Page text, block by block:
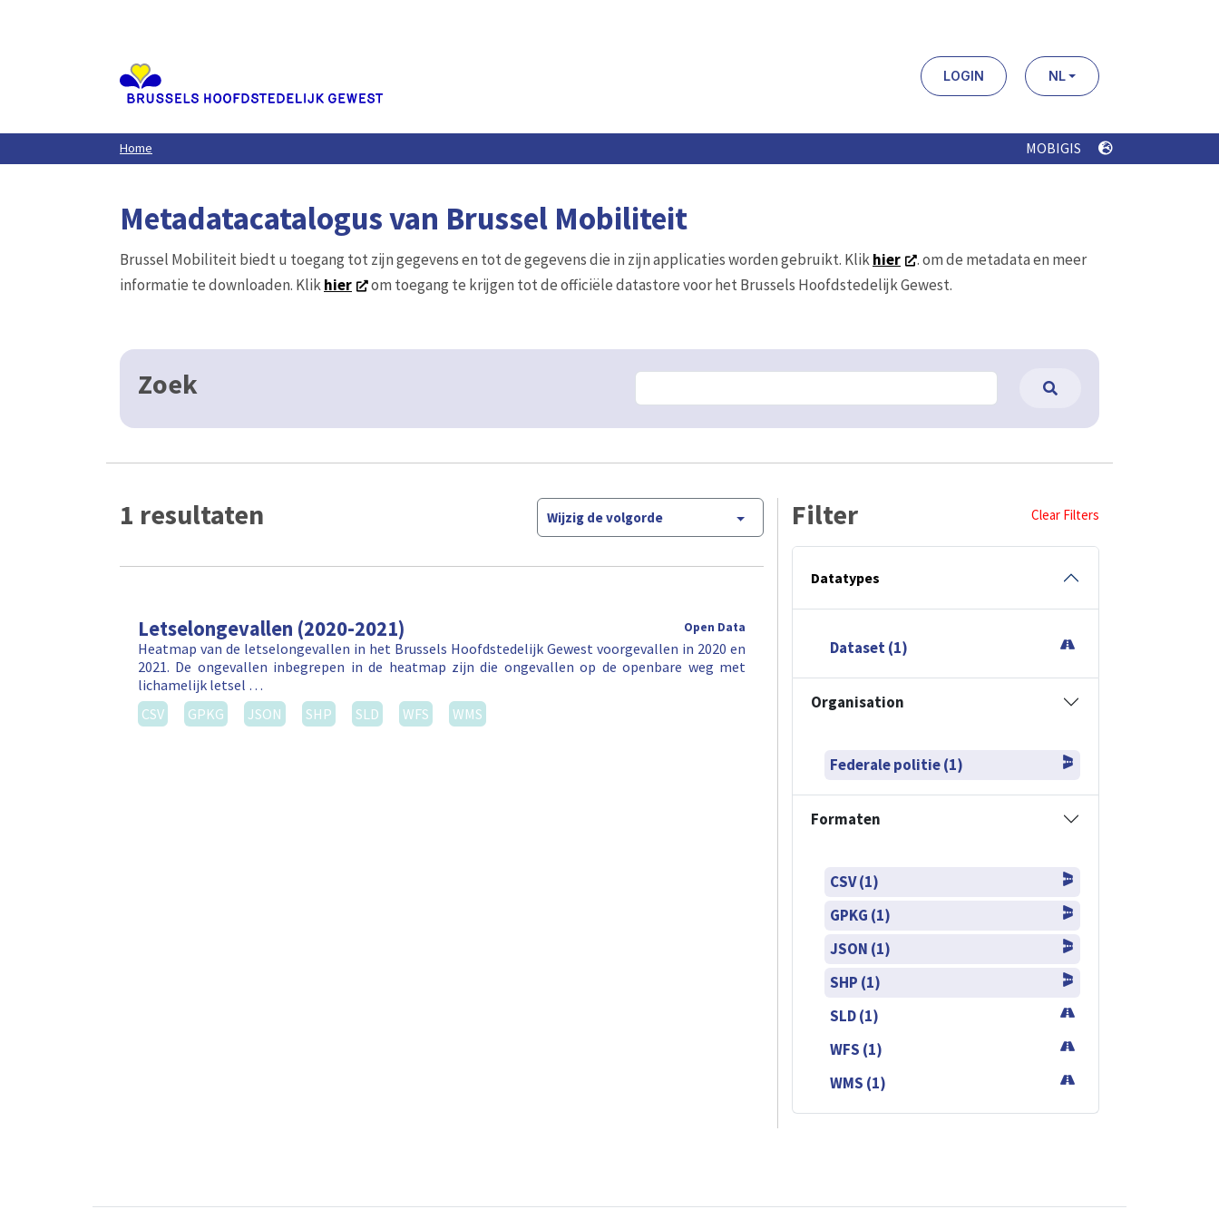
LOGIN NL
Home MOBIGIS
Metadatacatalogus van Brussel Mobiliteit
Brussel Mobiliteit biedt u toegang tot zijn gegevens en tot de gegevens die in zijn applicaties worden gebruikt. Klikhier
. om de metadata en meer
informatie te downloaden. Klikhier om toegang te krijgen tot de officiële datastore voor het Brussels Hoofdstedelijk Gewest.
Zoek
1 resultaten Wijzig de volgorde
Letselongevallen (2020-2021) Open Data
Heatmap van de letselongevallen in het Brussels Hoofdstedelijk Gewest voorgevallen in 2020 en
2021. De ongevallen inbegrepen in de heatmap zijn die ongevallen op de openbare weg met
lichamelijk letsel …
CSV
GPKG JSON SHP SLD WFS WMS
Filter Clear Filters
Datatypes
Dataset (1)
Organisation
Federale politie (1)
Formaten
CSV (1)
GPKG (1)
JSON (1)
SHP (1)
SLD (1)
WFS (1)
WMS (1)